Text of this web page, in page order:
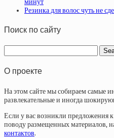
Резинка для волос чуть не
Поиск по сайту
О проекте
На этом сайте мы собираем самые
развлекательные и иногда
Если у вас возникли предложения
поводу размещенных материалов,
контактов.